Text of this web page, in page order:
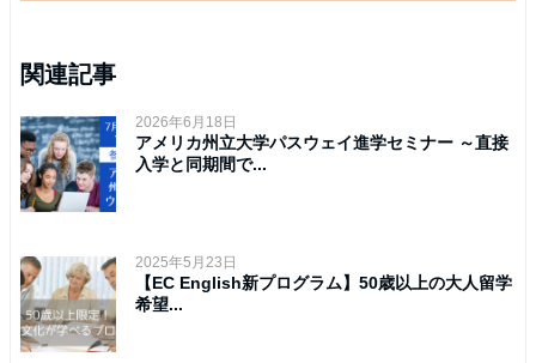
関連記事
2026年6月18日
アメリカ州立大学パスウェイ進学セミナー ～直接
入学と同期間で...
2025年5月23日
【EC English新プログラム】50歳以上の大人留学
希望...